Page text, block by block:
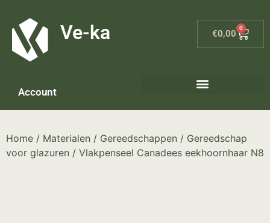
Ve-ka €0,00
0
Account
Home / Materialen / Gereedschappen / Gereedschap
voor glazuren / Vlakpenseel Canadees eekhoornhaar N8